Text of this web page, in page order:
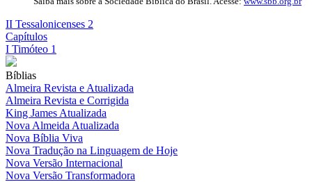
II Tessalonicenses 2
Capítulos
I Timóteo 1
Bíblias
Almeira Revista e Atualizada
Almeira Revista e Corrigida
King James Atualizada
Nova Almeida Atualizada
Nova Bíblia Viva
Nova Tradução na Linguagem de Hoje
Nova Versão Internacional
Nova Versão Transformadora